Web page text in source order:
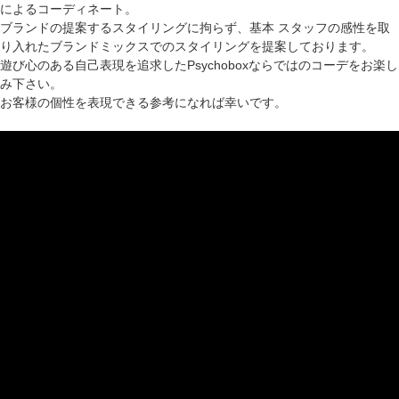
によるコーディネート。
ブランドの提案するスタイリングに拘らず、基本 スタッフの感性を取
り入れたブランドミックスでのスタイリングを提案しております。
遊び心のある自己表現を追求したPsychoboxならではのコーデをお楽し
み下さい。
お客様の個性を表現できる参考になれば幸いです。